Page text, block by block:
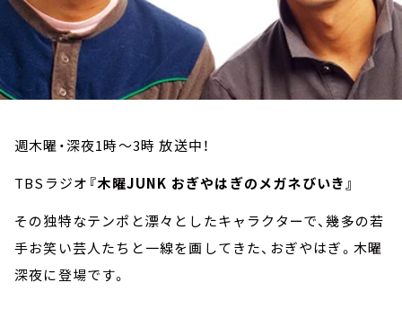
週木曜・深夜1時～3時 放送中！
TBSラジオ 『木曜JUNK おぎやはぎのメガネびいき』
その独特なテンポと漂々としたキャラクターで、幾多の若
手お笑い芸人たちと一線を画してきた、おぎやはぎ。木曜
深夜に登場です。